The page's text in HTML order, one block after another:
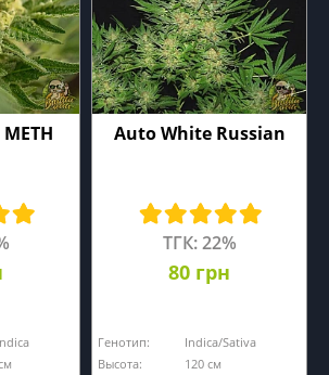
Auto White Russian
ТГК: 22%
80 грн
Генотип:
Indica/Sativa
Высота:
120 см